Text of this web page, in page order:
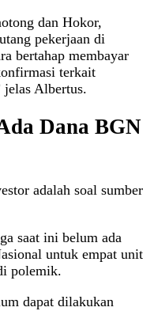
dan Hokor,
pekerjaan di
bertahap membayar
terkait
jelas Albertus.
Dana BGN
adalah soal sumber
saat ini belum ada
untuk empat unit
polemik.
dapat dilakukan